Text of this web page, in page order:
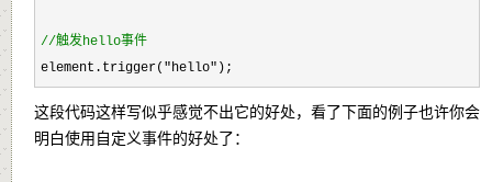
//触发hello事件
element.trigger("hello");
这段代码这样写似乎感觉不出它的好处，看了下面的例子也许你会
明白使用自定义事件的好处了：